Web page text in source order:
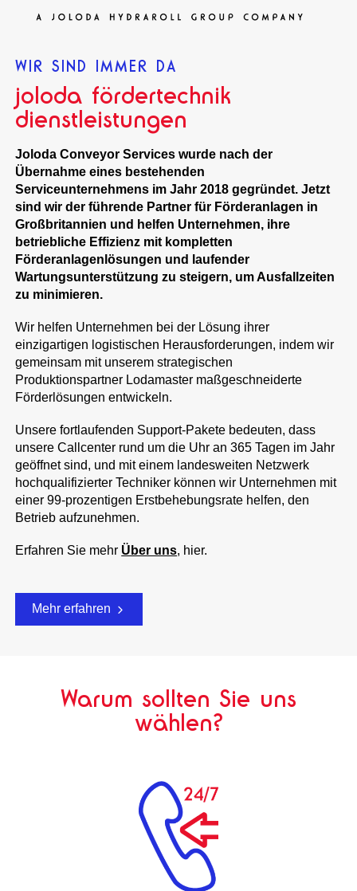
WIR SIND IMMER DA
joloda fördertechnik
dienstleistungen
Joloda Conveyor Services wurde nach der
Übernahme eines bestehenden
Serviceunternehmens im Jahr 2018 gegründet. Jetzt
sind wir der führende Partner für Förderanlagen in
Großbritannien und helfen Unternehmen, ihre
betriebliche Effizienz mit kompletten
Förderanlagenlösungen und laufender
Wartungsunterstützung zu steigern, um Ausfallzeiten
zu minimieren.
Wir helfen Unternehmen bei der Lösung ihrer
einzigartigen logistischen Herausforderungen, indem wir
gemeinsam mit unserem strategischen
Produktionspartner Lodamaster maßgeschneiderte
Förderlösungen entwickeln.
Unsere fortlaufenden Support-Pakete bedeuten, dass
unsere Callcenter rund um die Uhr an 365 Tagen im Jahr
geöffnet sind, und mit einem landesweiten Netzwerk
hochqualifizierter Techniker können wir Unternehmen mit
einer 99-prozentigen Erstbehebungsrate helfen, den
Betrieb aufzunehmen.
Erfahren Sie mehr Über uns, hier.
Mehr erfahren
Warum sollten Sie uns
wählen?